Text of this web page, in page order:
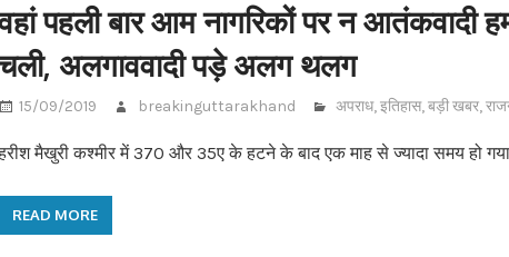
पहली बार आम नागरिकों पर न आतंकवादी
अलगाववादी पड़े अलग थलग
15/09/2019 breakinguttarakhand अपराध,इतिहास,बड़ी खबर,
मैखुरी कश्मीर में 370 और 35ए के हटने के बाद एक माह से ज्यादा समय हो
READ MORE